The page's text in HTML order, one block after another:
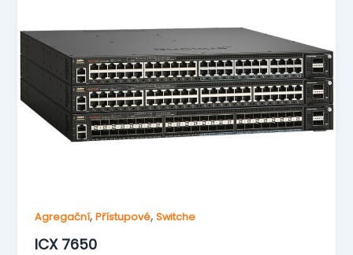
Agregační,Přístupové,Switche
ICX 7650